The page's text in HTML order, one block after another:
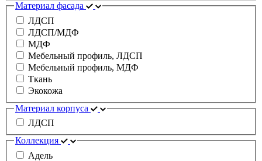
Материал фасада
ЛДСП
ЛДСП/МДФ
МДФ
Мебельный профиль, ЛДСП
Мебельный профиль, МДФ
Ткань
Экокожа
Материал корпуса
ЛДСП
Коллекция
Адель